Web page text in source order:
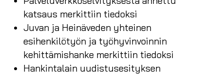
katsaus merkittiin tiedoksi
Juvan ja Heinäveden yhteinen
esihenkilötyön ja työhyvinvoinnin
kehittämishanke merkittiin tiedoksi
Hankintalain uudistusesityksen